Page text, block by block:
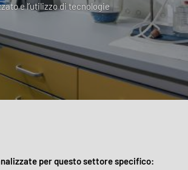
e l’utilizzo di tecnologie
per questo settore specifico: